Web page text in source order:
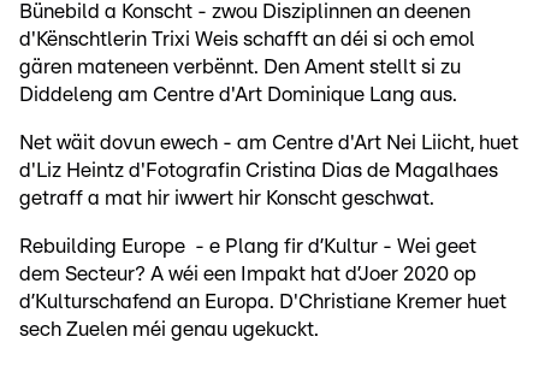
Bünebild a Konscht - zwou Disziplinnen an deenen
d'Kënschtlerin Trixi Weis schafft an déi si och emol
gären mateneen verbënnt. Den Ament stellt si zu
Diddeleng am Centre d'Art Dominique Lang aus.
Net wäit dovun ewech - am Centre d'Art Nei Liicht, huet
d'Liz Heintz d'Fotografin Cristina Dias de Magalhaes
getraff a mat hir iwwert hir Konscht geschwat.
Rebuilding Europe - e Plang fir d’Kultur - Wei geet
dem Secteur? A wéi een Impakt hat d’Joer 2020 op
d’Kulturschafend an Europa. D'Christiane Kremer huet
sech Zuelen méi genau ugekuckt.